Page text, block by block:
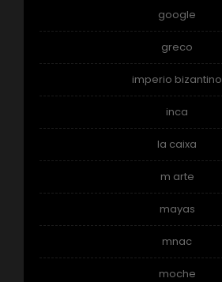
google
greco
imperio bizantino
inca
la caixa
m arte
mayas
mnac
moche